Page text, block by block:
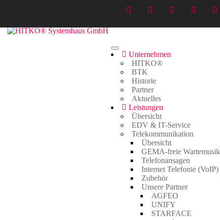
Unternehmen
HITKO®
BTK
Historie
Partner
Aktuelles
Leistungen
Übersicht
EDV & IT-Service
Telekommunikation
Übersicht
GEMA-freie Wartemusik
Telefonansagen
Internet Telefonie (VoIP)
Zubehör
Unsere Partner
AGFEO
UNIFY
STARFACE
WaschPark Videoüberwachung
WaschPark Videoüberwachung
WaschPark Videoüberwachung